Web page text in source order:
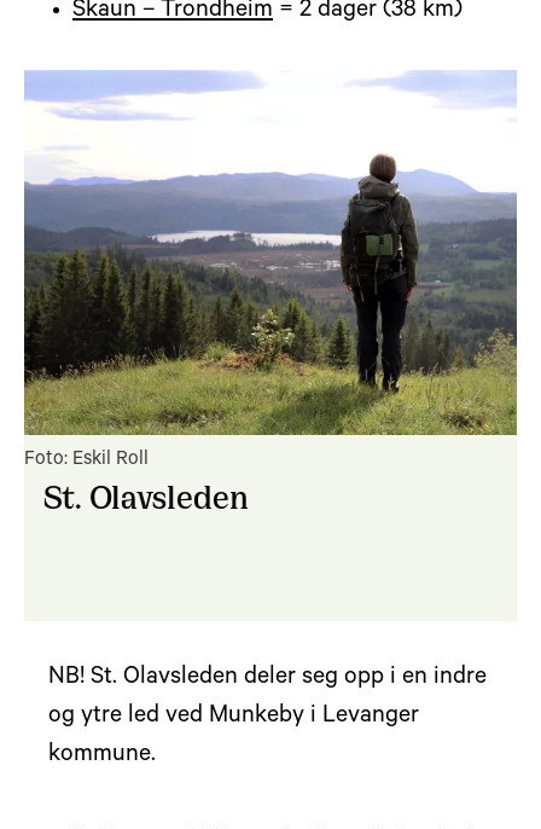
Skaun – Trondheim = 2 dager (38 km)
Foto: Eskil Roll
St. Olavsleden
NB! St. Olavsleden deler seg opp i en indre
og ytre led ved Munkeby i Levanger
kommune.